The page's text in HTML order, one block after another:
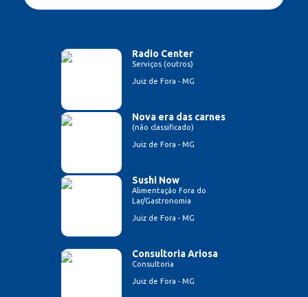
Radio Center
Serviços (outros)
Juiz de Fora - MG
Nova era das carnes
(não classificado)
Juiz de Fora - MG
Sushi Now
Alimentação Fora do
Lar/Gastronomia
Juiz de Fora - MG
Consultoria Ariosa
Consultoria
Juiz de Fora - MG